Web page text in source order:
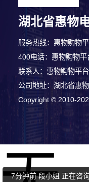
湖北省惠物
服务热线：惠物购物
400电话：惠物购物平
联系人：惠物购物平台
公司地址：湖北省惠
Copyright © 2010-
7分钟前 段小姐 正在咨